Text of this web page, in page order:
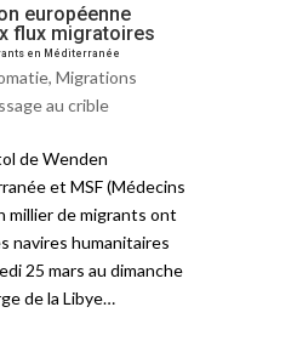
européenne
flux migratoires
en Méditerranée
, Migrations
au crible
de Wenden
et MSF (Médecins
millier de migrants ont
navires humanitaires
25 mars au dimanche
de la Libye…